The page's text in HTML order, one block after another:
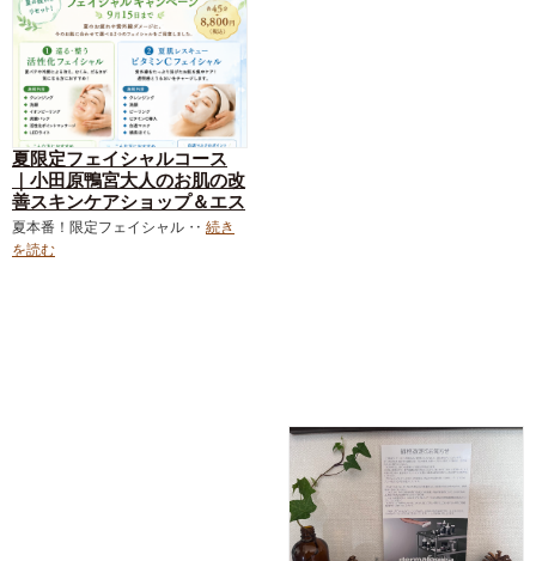
夏限定フェイシャルコース
｜小田原鴨宮大人のお肌の改
善スキンケアショップ＆エス
テサロン｜ダーマロジカ｜お
得なメニュー｜フェイシャル
夏本番！限定フェイシャル ‥ 続き
を読む